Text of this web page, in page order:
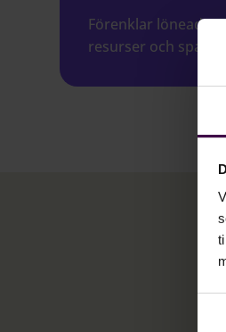
Förenklar
resurser och sparar